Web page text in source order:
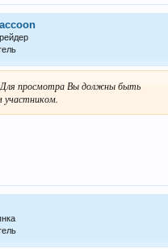
просмотра Вы должны быть
участником.